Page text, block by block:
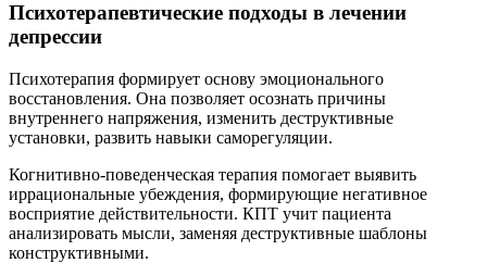
Психотерапевтические подходы в лечении
депрессии
Психотерапия формирует основу эмоционального
восстановления. Она позволяет осознать причины
внутреннего напряжения, изменить деструктивные
установки, развить навыки саморегуляции.
Когнитивно-поведенческая терапия помогает выявить
иррациональные убеждения, формирующие негативное
восприятие действительности. КПТ учит пациента
анализировать мысли, заменяя деструктивные шаблоны
конструктивными.